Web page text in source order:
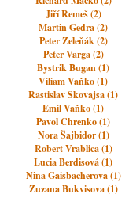
Jiří Remeš (2)
Martin Gedra (2)
Peter Zeleňák (2)
Peter Varga (2)
Bystrik Bugan (1)
Viliam Vaňko (1)
Rastislav Skovajsa (1)
Emil Vaňko (1)
Pavol Chrenko (1)
Nora Šajbidor (1)
Robert Vrablica (1)
Lucia Berdisová (1)
Nina Gaisbacherova (1)
Zuzana Bukvisova (1)